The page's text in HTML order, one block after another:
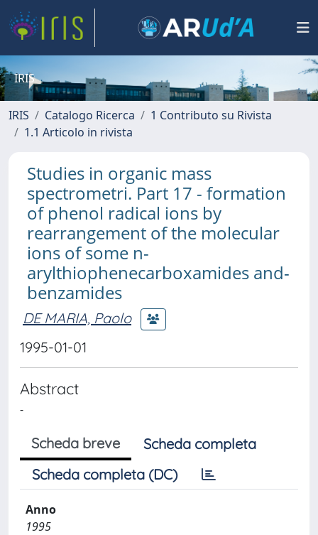
IRIS
IRIS Catalogo Ricerca
1 Contributo su Rivista
1.1 Articolo in rivista
Studies in organic mass
spectrometri. Part 17 - formation
of phenol radical ions by
rearrangement of the molecular
ions of some n-
arylthiophenecarboxamides and-
benzamides
DE MARIA, Paolo
1995-01-01
Abstract
-
Scheda breve
Scheda completa
Scheda completa (DC)
Anno
1995